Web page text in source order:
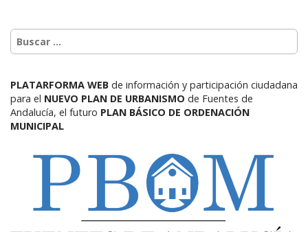
PLATARFORMA WEB de información y participación ciudadana
para el NUEVO PLAN DE URBANISMO de Fuentes de
Andalucía, el futuro PLAN BÁSICO DE ORDENACIÓN
MUNICIPAL